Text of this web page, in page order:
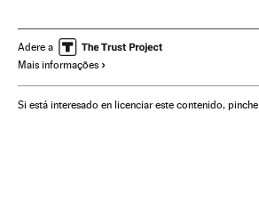
América do Sul América
Relações exteriores
Adere a
Mais informações
Si está interesado en licenciar este contenido, pinche